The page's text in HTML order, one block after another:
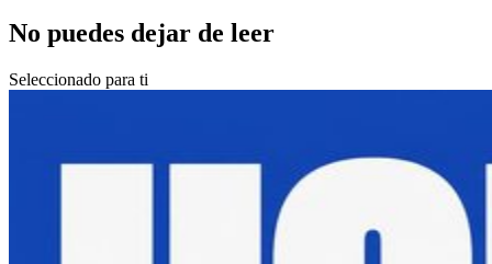
No puedes dejar de leer
Seleccionado para ti